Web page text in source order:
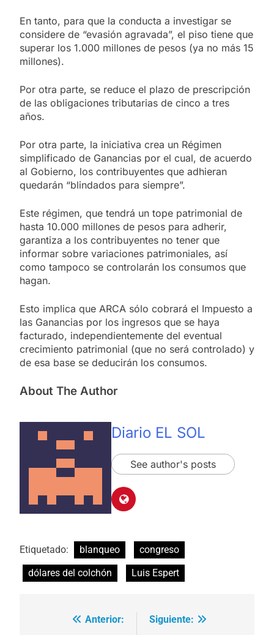
En tanto, para que la conducta a investigar se
considere de “evasión agravada”, el piso tiene que
superar los 1.000 millones de pesos (ya no más 15
millones).
Por otra parte, se reduce el plazo de prescripción
de las obligaciones tributarias de cinco a tres
años.
Por otra parte, la iniciativa crea un Régimen
simplificado de Ganancias por el cual, de acuerdo
al Gobierno, los contribuyentes que adhieran
quedarán “blindados para siempre”.
Este régimen, que tendrá un tope patrimonial de
hasta 10.000 millones de pesos para adherir,
garantiza a los contribuyentes no tener que
informar sobre variaciones patrimoniales, así
como tampoco se controlarán los consumos que
hagan.
Esto implica que ARCA sólo cobrará el Impuesto a
las Ganancias por los ingresos que se haya
facturado, independientemente del eventual
crecimiento patrimonial (que no será controlado) y
de esa base se deducirán los consumos.
About The Author
Diario EL SOL
See author's posts
Etiquetado: blanqueo
congreso
dólares del colchón
Luis Espert
Navegación
Anterior:
Siguiente: